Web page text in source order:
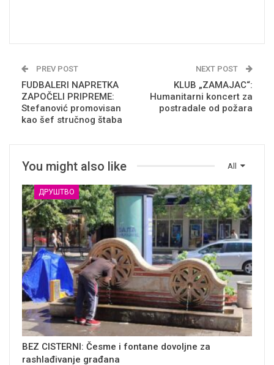
PREV POST
FUDBALERI NAPRETKA
ZAPOČELI PRIPREME:
Stefanović promovisan
kao šef stručnog štaba
NEXT POST
KLUB „ZAMAJAC“:
Humanitarni koncert za
postradale od požara
All
You might also like
ДРУШТВО
BEZ CISTERNI: Česme i fontane dovoljne za
rashlađivanje građana